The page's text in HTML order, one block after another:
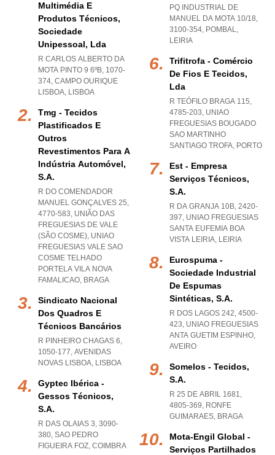
Multimédia E
Produtos Técnicos,
Sociedade
Unipessoal, Lda
R CARLOS ALBERTO DA
MOTA PINTO 9 6ºB, 1070-
374, CAMPO OURIQUE
LISBOA, LISBOA
Tmg - Tecidos
Plastificados E
Outros
Revestimentos Para A
Indústria Automóvel,
S.a.
R DO COMENDADOR
MANUEL GONÇALVES 25,
4770-583, UNIÃO DAS
FREGUESIAS DE VALE
(SÃO COSME), UNIAO
FREGUESIAS VALE SAO
COSME TELHADO
PORTELA VILA NOVA
FAMALICAO, BRAGA
Sindicato Nacional
Dos Quadros E
Técnicos Bancários
R PINHEIRO CHAGAS 6,
1050-177, AVENIDAS
NOVAS LISBOA, LISBOA
Gyptec Ibérica -
Gessos Técnicos,
S.a.
R DAS OLAIAS 3, 3090-
380, SAO PEDRO
FIGUEIRA FOZ, COIMBRA
PQ INDUSTRIAL DE
MANUEL DA MOTA 10/18,
3100-354, POMBAL,
LEIRIA
Trifitrofa - Comércio
De Fios E Tecidos,
Lda
R TEÓFILO BRAGA 115,
4785-203, UNIAO
FREGUESIAS BOUGADO
SAO MARTINHO
SANTIAGO TROFA, PORTO
Est - Empresa
Serviços Técnicos,
S.a.
R DA GRANJA 10B, 2420-
397, UNIAO FREGUESIAS
SANTA EUFEMIA BOA
VISTA LEIRIA, LEIRIA
Eurospuma -
Sociedade Industrial
De Espumas
Sintéticas, S.a.
R DOS LAGOS 242, 4500-
423, UNIAO FREGUESIAS
ANTA GUETIM ESPINHO,
AVEIRO
Somelos - Tecidos,
S.a.
R 25 DE ABRIL 1681,
4805-369, RONFE
GUIMARAES, BRAGA
Mota-Engil Global -
Serviços Partilhados